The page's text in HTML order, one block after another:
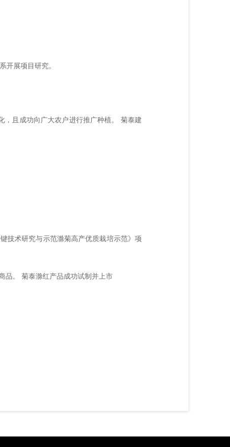
展项目研究。
且成功向广大农户进行推广种植。 菊泰建
技术研究与示范滁菊高产优质栽培示范》项
品。 菊泰滁红产品成功试制并上市